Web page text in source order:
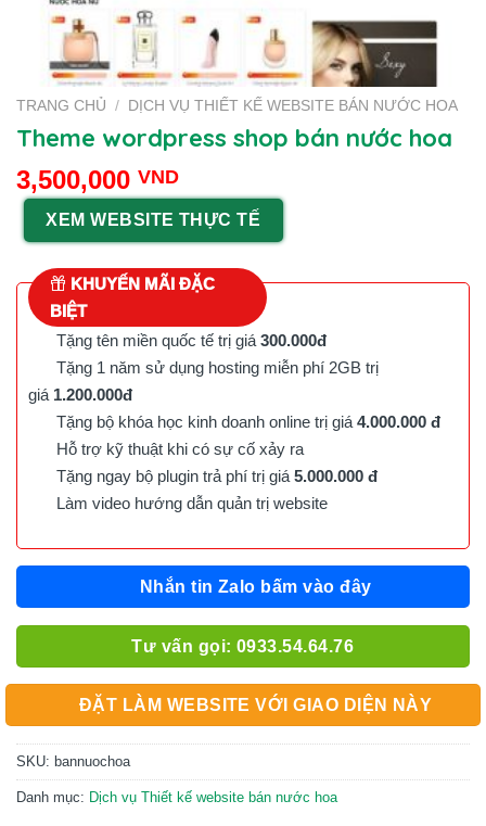
TRANG CHỦ / DỊCH VỤ THIẾT KẾ WEBSITE BÁN NƯỚC HOA
Theme wordpress shop bán nước hoa
3,500,000 VND
XEM WEBSITE THỰC TẾ
KHUYẾN MÃI ĐẶC
BIỆT
Tặng tên miền quốc tế trị giá 300.000đ
Tặng 1 năm sử dụng hosting miễn phí 2GB trị
giá 1.200.000đ
Tặng bộ khóa học kinh doanh online trị giá 4.000.000 đ
Hỗ trợ kỹ thuật khi có sự cố xảy ra
Tặng ngay bộ plugin trả phí trị giá 5.000.000 đ
Làm video hướng dẫn quản trị website
Nhắn tin Zalo bấm vào đây
Tư vấn gọi: 0933.54.64.76
ĐẶT LÀM WEBSITE VỚI GIAO DIỆN NÀY
SKU: bannuochoa
Danh mục: Dịch vụ Thiết kế website bán nước hoa